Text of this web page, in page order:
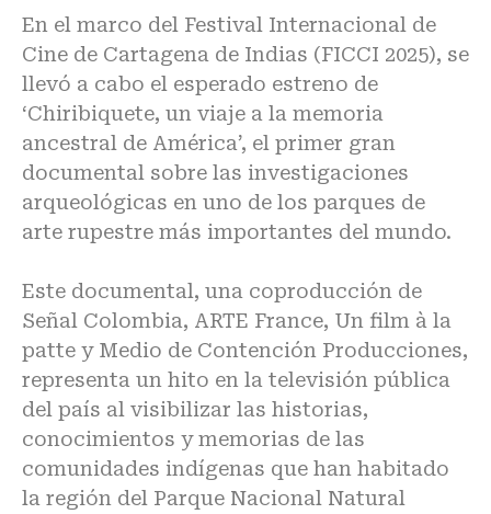
En el marco del Festival Internacional de
Cine de Cartagena de Indias (FICCI 2025), se
llevó a cabo el esperado estreno de
‘Chiribiquete, un viaje a la memoria
ancestral de América’, el primer gran
documental sobre las investigaciones
arqueológicas en uno de los parques de
arte rupestre más importantes del mundo.
Este documental, una coproducción de
Señal Colombia, ARTE France, Un film à la
patte y Medio de Contención Producciones,
representa un hito en la televisión pública
del país al visibilizar las historias,
conocimientos y memorias de las
comunidades indígenas que han habitado
la región del Parque Nacional Natural